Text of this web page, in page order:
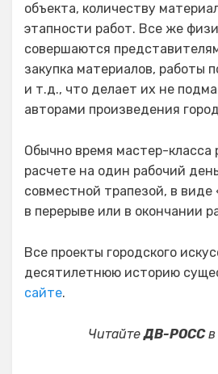
объекта, количеству
этапности работ. Все же
совершаются
закупка материалов, работы
и т.д., что делает их не
авторами произведения
Обычно время мастер-класса
расчете на один рабочий
совместной трапезой, в виде
в перерыве или в окончании
Все проекты городского
десятилетнюю историю
сайте.
ЧитайтеДВ-РОССв